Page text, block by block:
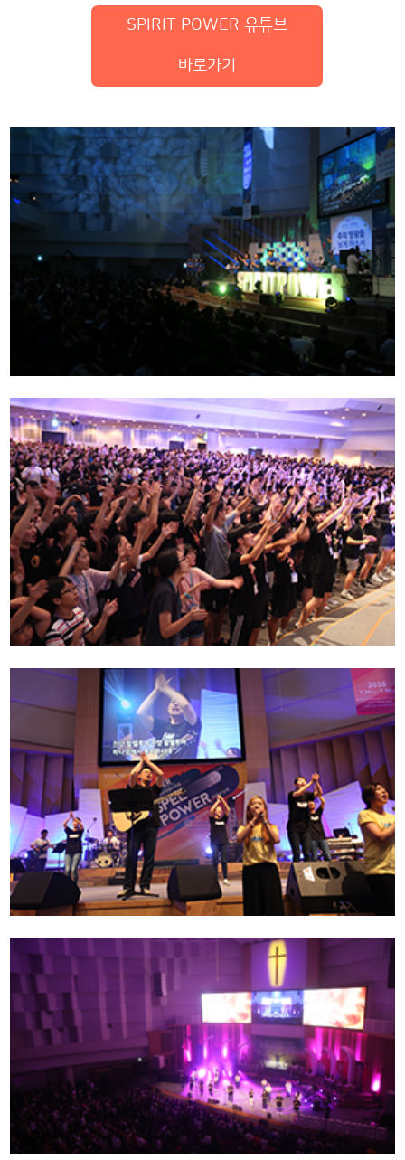
SPIRIT POWER 유튜브
바로가기